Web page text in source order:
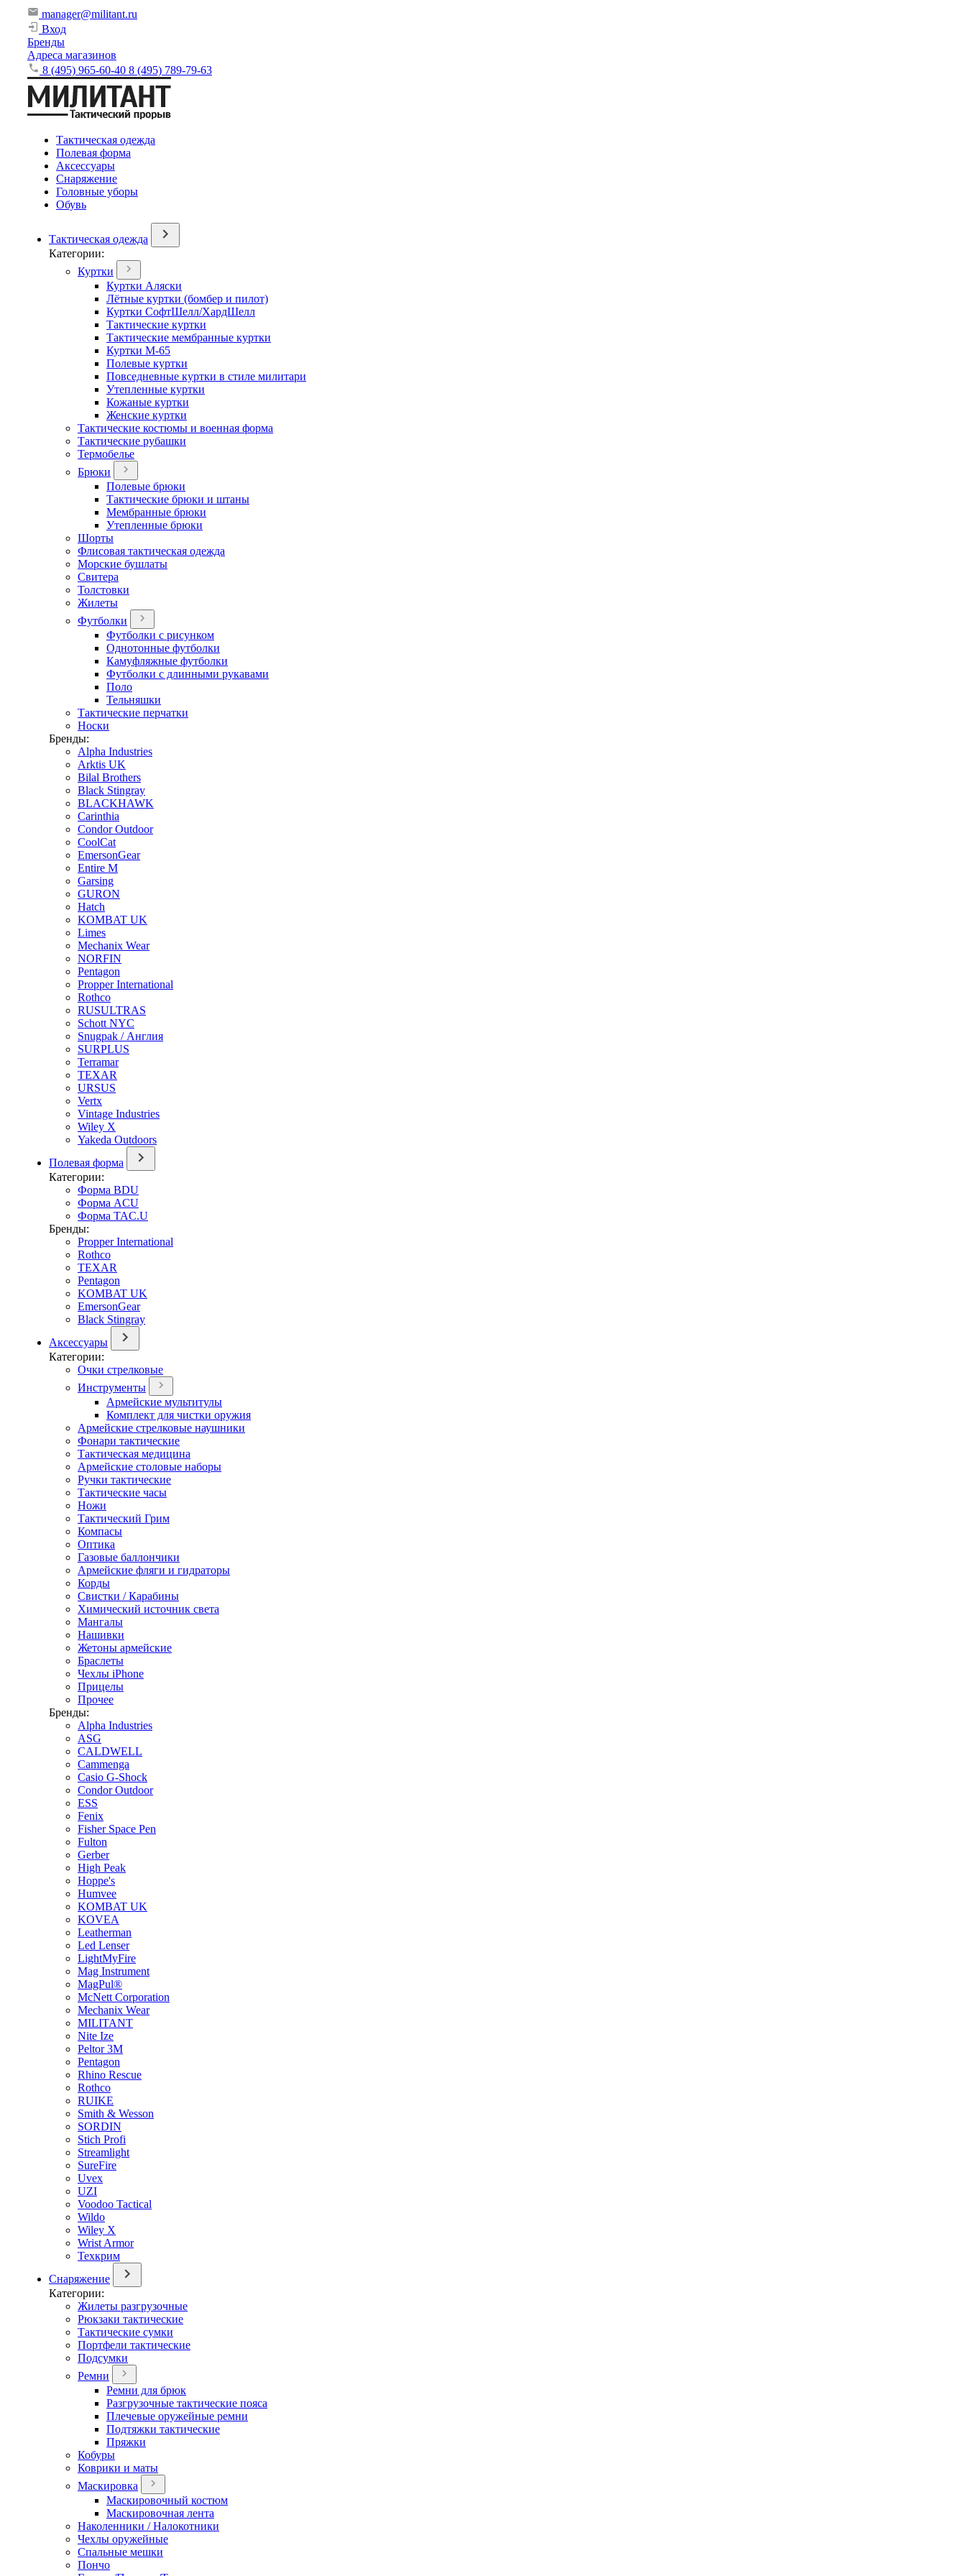
manager@militant.ru
Вход
Бренды
Адреса магазинов
8 (495) 965-60-40 8 (495) 789-79-63
Тактическая одежда
Полевая форма
Аксессуары
Снаряжение
Головные уборы
Обувь
Тактическая одежда
Категории:
Куртки
Куртки Аляски
Лётные куртки (бомбер и пилот)
Куртки СофтШелл/ХардШелл
Тактические куртки
Тактические мембранные куртки
Куртки М-65
Полевые куртки
Повседневные куртки в стиле милитари
Утепленные куртки
Кожаные куртки
Женские куртки
Тактические костюмы и военная форма
Тактические рубашки
Термобелье
Брюки
Полевые брюки
Тактические брюки и штаны
Мембранные брюки
Утепленные брюки
Шорты
Флисовая тактическая одежда
Морские бушлаты
Свитера
Толстовки
Жилеты
Футболки
Футболки с рисунком
Однотонные футболки
Камуфляжные футболки
Футболки с длинными рукавами
Поло
Тельняшки
Тактические перчатки
Носки
Бренды:
Alpha Industries
Arktis UK
Bilal Brothers
Black Stingray
BLACKHAWK
Carinthia
Condor Outdoor
CoolCat
EmersonGear
Entire M
Garsing
GURON
Hatch
KOMBAT UK
Limes
Mechanix Wear
NORFIN
Pentagon
Propper International
Rothco
RUSULTRAS
Schott NYC
Snugpak / Англия
SURPLUS
Terramar
TEXAR
URSUS
Vertx
Vintage Industries
Wiley X
Yakeda Outdoors
Полевая форма
Категории:
Форма BDU
Форма ACU
Форма TAC.U
Бренды:
Propper International
Rothco
TEXAR
Pentagon
KOMBAT UK
EmersonGear
Black Stingray
Аксессуары
Категории:
Очки стрелковые
Инструменты
Армейские мультитулы
Комплект для чистки оружия
Армейские стрелковые наушники
Фонари тактические
Тактическая медицина
Армейские столовые наборы
Ручки тактические
Тактические часы
Ножи
Тактический Грим
Компасы
Оптика
Газовые баллончики
Армейские фляги и гидраторы
Корды
Свистки / Карабины
Химический источник света
Мангалы
Нашивки
Жетоны армейские
Браслеты
Чехлы iPhone
Прицелы
Прочее
Бренды:
Alpha Industries
ASG
CALDWELL
Cammenga
Casio G-Shock
Condor Outdoor
ESS
Fenix
Fisher Space Pen
Fulton
Gerber
High Peak
Hoppe's
Humvee
KOMBAT UK
KOVEA
Leatherman
Led Lenser
LightMyFire
Mag Instrument
MagPul®
McNett Corporation
Mechanix Wear
MILITANT
Nite Ize
Peltor 3M
Pentagon
Rhino Rescue
Rothco
RUIKE
Smith & Wesson
SORDIN
Stich Profi
Streamlight
SureFire
Uvex
UZI
Voodoo Tactical
Wildo
Wiley X
Wrist Armor
Техкрим
Снаряжение
Категории:
Жилеты разгрузочные
Рюкзаки тактические
Тактические сумки
Портфели тактические
Подсумки
Ремни
Ремни для брюк
Разгрузочные тактические пояса
Плечевые оружейные ремни
Подтяжки тактические
Пряжки
Кобуры
Коврики и маты
Маскировка
Маскировочный костюм
Маскировочная лента
Наколенники / Налокотники
Чехлы оружейные
Спальные мешки
Пончо